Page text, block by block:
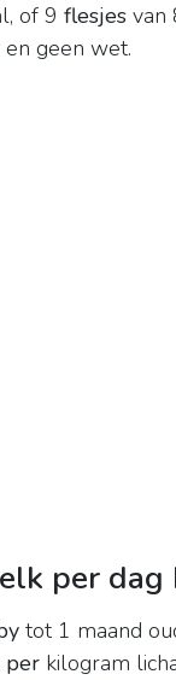
of 9 flesjes van
geen wet.
per dag
tot 1 maand
per kilogram